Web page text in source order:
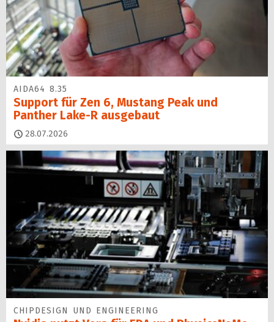
AIDA64 8.35
Support für Zen 6, Mustang Peak und
Panther Lake-R ausgebaut
28.07.2026
CHIPDESIGN UND ENGINEERING